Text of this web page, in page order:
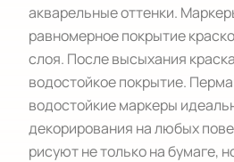
акварельные оттенки.
равномерное покрытие
слоя. После высыхания
водостойкое покрытие.
водостойкие маркеры
декорирования на любых
рисуют не только на бумаге,